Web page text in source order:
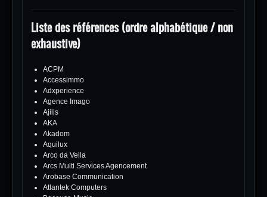
Liste des références (ordre alphabétique / non
exhaustive)
ACPM
Accessimmo
Adxperience
Agence Imago
Ajilis
AKA
Akadom
Aquilux
Arco da Vella
Arcs Multi Services Agencement
Arobase Communication
Atlantek Computers